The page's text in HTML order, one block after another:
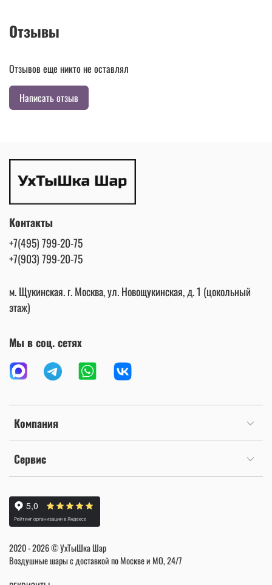
Отзывы
Отзывов еще никто не оставлял
Написать отзыв
Компания
Сервис
Контакты
+7(495) 799-20-75
+7(903) 799-20-75
м. Щукинская. г. Москва, ул. Новощукинская, д. 1 (цокольный
этаж)
Мы в соц. сетях
2020 - 2026 © УхТыШка Шар
Воздушные шары с доставкой по Москве и МО, 24/7